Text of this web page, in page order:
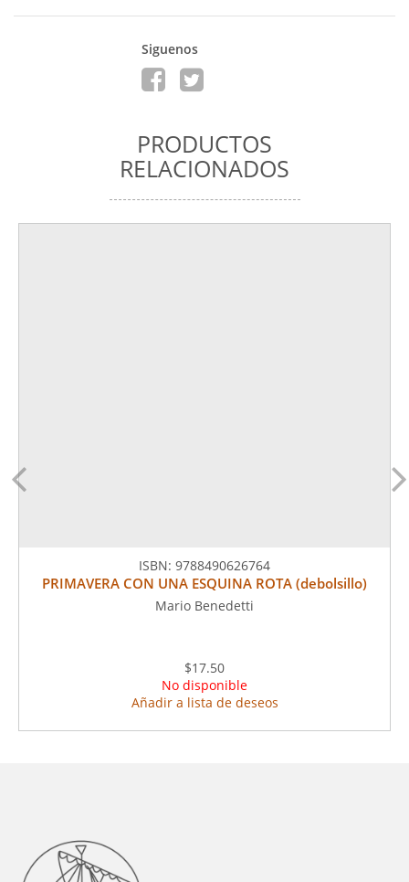
Siguenos
PRODUCTOS
RELACIONADOS
ISBN: 9788490626764
PRIMAVERA CON UNA ESQUINA ROTA (debolsillo)
Mario Benedetti
$17.50
No disponible
Añadir a lista de deseos